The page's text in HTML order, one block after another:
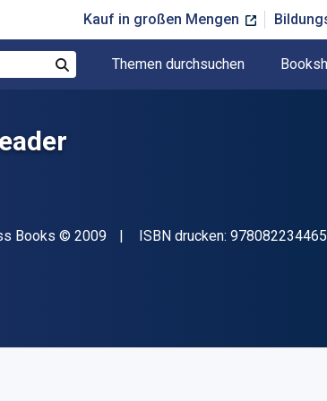
Kauf in großen Mengen
Themen durchsuchen
Books Copyright
© 2009 ISBN drucken: